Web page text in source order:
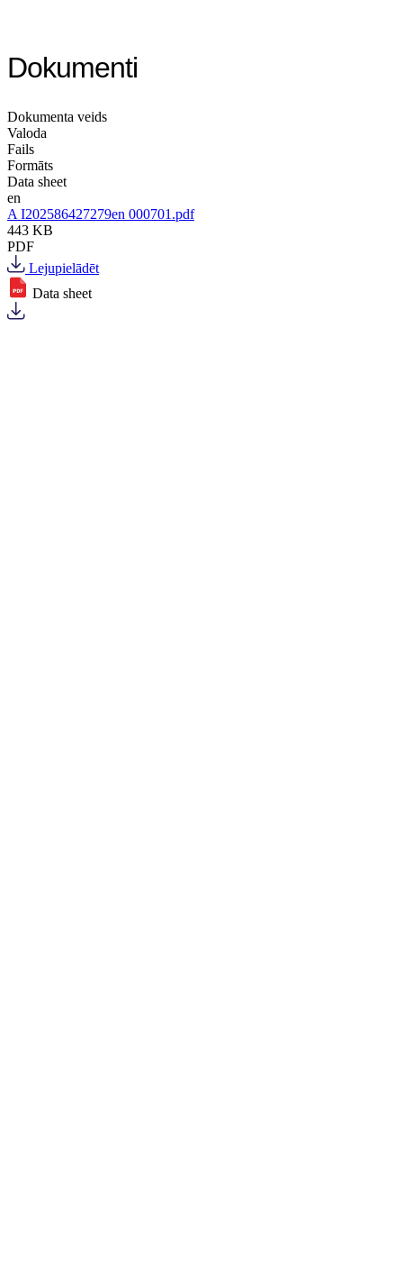
Dokumenti
Dokumenta veids
Valoda
Fails
Formāts
Data sheet
en
A I202586427279en 000701.pdf
443 KB
PDF
Lejupielādēt
Data sheet